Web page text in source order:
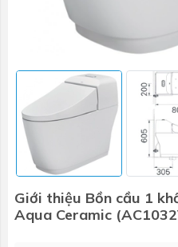
Giới thiệu Bồn cầu 1
Aqua Ceramic